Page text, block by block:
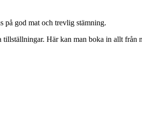
på god mat och trevlig stämning.
Här kan man boka in allt